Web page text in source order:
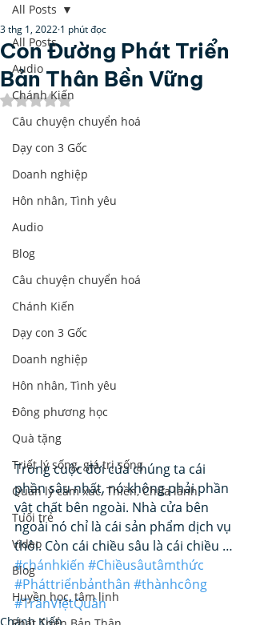
All Posts
Audio
Chánh Kiến
Câu chuyện chuyển hoá
Dạy con 3 Gốc
Doanh nghiệp
Hôn nhân, Tình yêu
Audio
Blog
Câu chuyện chuyển hoá
Chánh Kiến
Dạy con 3 Gốc
Doanh nghiệp
Hôn nhân, Tình yêu
Đông phương học
Quà tặng
Triết lý sống, giá trị sống
Quản lý cảm xúc, Thiền, Chữa lành
Tuổi trẻ
Video
Blog
Huyền học, tâm linh
All Posts
Con Đường Phát Triển
Bản Thân Bền Vững
3 thg 1, 2022 1 phút đọc
Đã xếp hạng NaN/5 sao.
Trong cuộc đời của chúng ta cái
phần sâu nhất, nó không phải phần
vật chất bên ngoài. Nhà cửa bên
ngoài nó chỉ là cái sản phẩm dịch vụ
thôi. Còn cái chiều sâu là cái chiều …
#chánhkiến #Chiềusâutâmthức
#Pháttriểnbảnthân #thànhcông
#TrầnViệtQuân
Chánh Kiến